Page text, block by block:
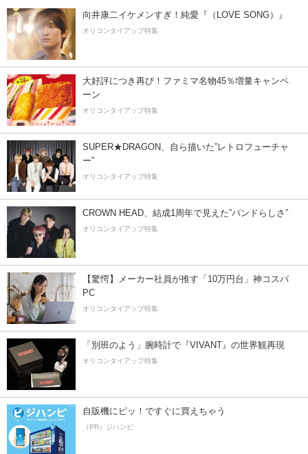
向井康二イケメンすぎ！純愛『（LOVE SONG）』
オリコンタイアップ特集
大好評につき再び！ファミマ名物45％増量キャンペ
ーン
オリコンタイアップ特集
SUPER★DRAGON、自ら描いた”レトロフューチャ
ー”
オリコンタイアップ特集
CROWN HEAD、結成1周年で見えた”バンドらしさ”
オリコンタイアップ特集
【驚愕】メーカー社員が推す「10万円台」神コスパ
PC
オリコンタイアップ特集
「別班のよう」腕時計で『VIVANT』の世界観再現
オリコンタイアップ特集
自販機にピッ！ですぐに買えちゃう
（PR）ジハンピ